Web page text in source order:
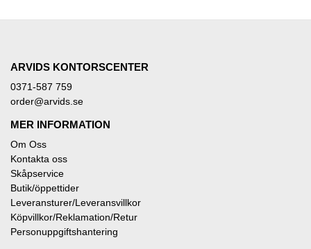
ARVIDS KONTORSCENTER
0371-587 759
order@arvids.se
MER INFORMATION
Om Oss
Kontakta oss
Skåpservice
Butik/öppettider
Leveransturer/Leveransvillkor
Köpvillkor/Reklamation/Retur
Personuppgiftshantering